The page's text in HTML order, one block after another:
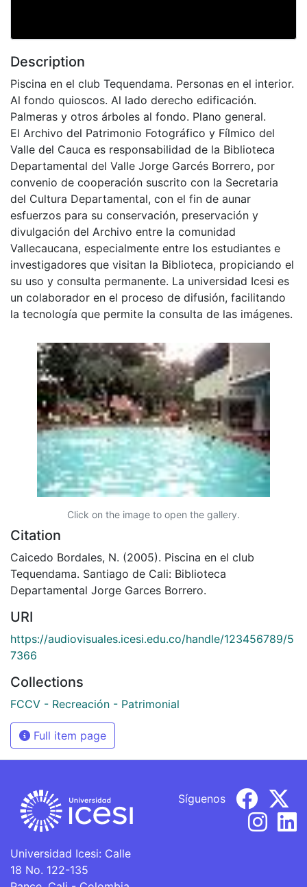
Description
Piscina en el club Tequendama. Personas en el interior.
Al fondo quioscos. Al lado derecho edificación.
Palmeras y otros árboles al fondo. Plano general.
El Archivo del Patrimonio Fotográfico y Fílmico del
Valle del Cauca es responsabilidad de la Biblioteca
Departamental del Valle Jorge Garcés Borrero, por
convenio de cooperación suscrito con la Secretaria
del Cultura Departamental, con el fin de aunar
esfuerzos para su conservación, preservación y
divulgación del Archivo entre la comunidad
Vallecaucana, especialmente entre los estudiantes e
investigadores que visitan la Biblioteca, propiciando el
su uso y consulta permanente. La universidad Icesi es
un colaborador en el proceso de difusión, facilitando
la tecnología que permite la consulta de las imágenes.
Click on the image to open the gallery.
Citation
Caicedo Bordales, N. (2005). Piscina en el club
Tequendama. Santiago de Cali: Biblioteca
Departamental Jorge Garces Borrero.
URI
https://audiovisuales.icesi.edu.co/handle/123456789/5
7366
Collections
FCCV - Recreación - Patrimonial
Full item page
Universidad Icesi: Calle
18 No. 122-135
Síguenos